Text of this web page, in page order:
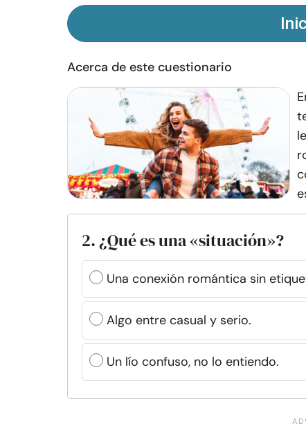
Acerca de este cuestionario
2. ¿Qué es una «situación»?
Una conexión romántica sin
Algo entre casual y serio.
Un lío confuso, no lo entiendo.